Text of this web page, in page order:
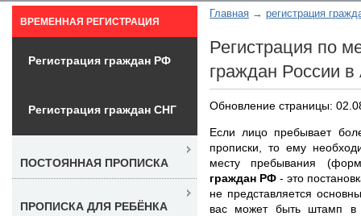
Главная регистрация
Регистрация по
граждан России в
Обновление страницы:
Если лицо пребывает
прописки, то ему
месту пребывания
граждан РФ - это
не представляется
вас может быть штамп в
ВРЕМЕННАЯ РЕГИСТРАЦИЯ
Регистрация граждан РФ
Регистрация граждан СНГ
ПОСТОЯННАЯ ПРОПИСКА
ПРОПИСКА ДЛЯ РЕБЁНКА